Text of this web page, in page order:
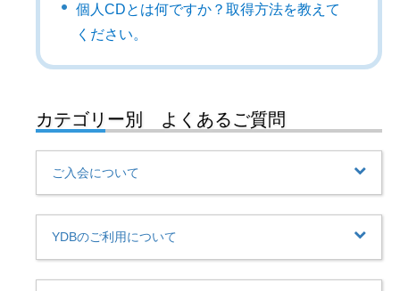
個人CDとは何ですか？取得方法を教えて
ください。
カテゴリー別 よくあるご質問
ご入会について
YDBのご利用について